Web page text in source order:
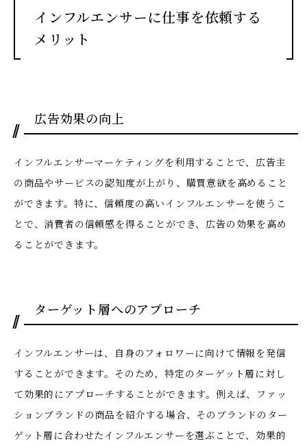
インフルエンサーに仕事を依頼する
メリット
広告効果の向上
インフルエンサーマーケティングを利用することで、広告主
の商品やサービスの認知度が上がり、購買意欲を高めること
ができます。特に、信頼度の高いインフルエンサーを使うこ
とで、消費者の信頼感を得ることができ、広告の効果を高め
ることができます。
ターゲット層へのアプローチ
インフルエンサーは、自身のフォロワーに向けて情報を発信
することができます。そのため、特定のターゲット層に対し
て効果的にアプローチすることができます。例えば、ファッ
ションブランドの商品を紹介する場合、そのブランドのター
ゲット層に合わせたインフルエンサーを選ぶことで、効果的